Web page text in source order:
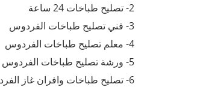
2- تصليح طباخات 24 ساعة
3- فني تصليح طباخات الفردوس
4- معلم تصليح طباخات الفردوس
5- ورشة تصليح طباخات الفردوس بالكويت
6- تصليح طباخات وافران غاز الفردوس